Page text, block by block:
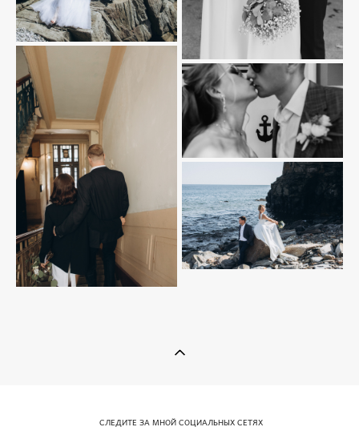
СЛЕДИТЕ ЗА МНОЙ СОЦИАЛЬНЫХ СЕТЯХ